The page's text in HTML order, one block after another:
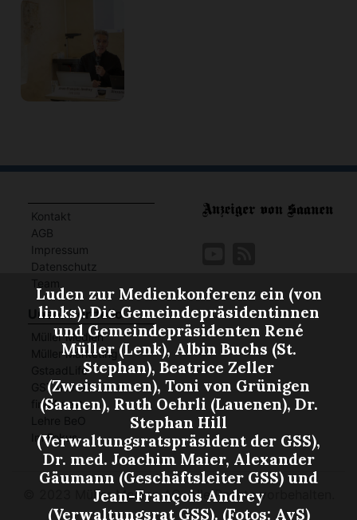
Luden zur Medienkonferenz ein (von
links): Die Gemeindepräsidentinnen
und Gemeindepräsidenten René
Müller (Lenk), Albin Buchs (St.
Stephan), Beatrice Zeller
(Zweisimmen), Toni von Grünigen
(Saanen), Ruth Oehrli (Lauenen), Dr.
Stephan Hill
(Verwaltungsratspräsident der GSS),
Dr. med. Joachim Maier, Alexander
Gäumann (Geschäftsleiter GSS) und
Jean-François Andrey
(Verwaltungsrat GSS). (Fotos: AvS)
Kontakt
AGB
Impressum
Datenschutz
Unser Portfolio
Müller Medien
Müller Marketing
GstaadLife
GSTAAD MY LOVE
find4west
Im Fokus
2023 Müller Medien AG. Alle Rechte vorbehalten.